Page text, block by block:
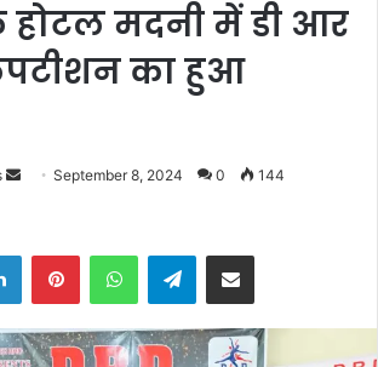
मदनी में डी आर
का हुआ
SendSeptember 8, 2024 0 144
LinkedInPinterestWhatsAppTelegramShare via Email